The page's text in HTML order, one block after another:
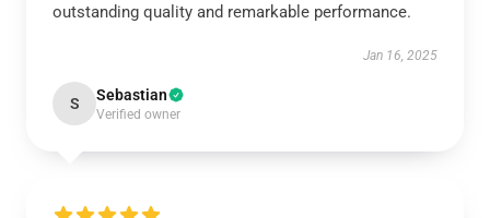
outstanding quality and remarkable performance.
Jan 16, 2025
S Sebastian
Verified owner